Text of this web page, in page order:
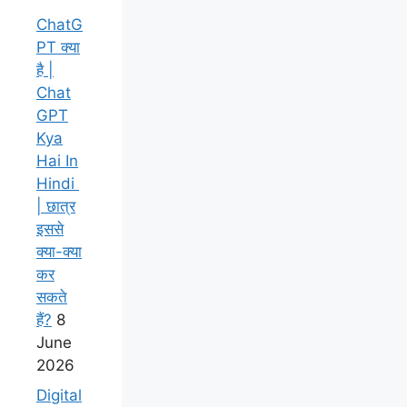
ChatG
PT क्या
है |
Chat
GPT
Kya
Hai In
Hindi
| छात्र
इससे
क्या-क्या
कर
सकते
हैं? 8
June
2026
Digital